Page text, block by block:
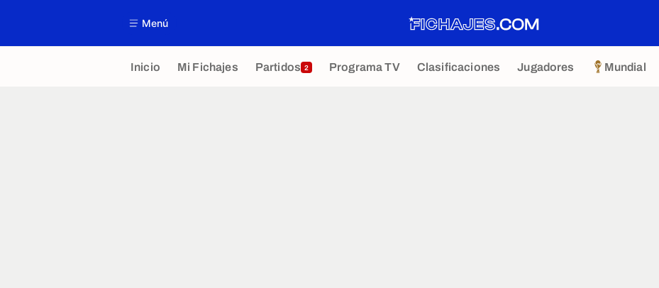
Menú
Inicio Mi Fichajes Partidos 2 Programa TV Clasificaciones Jugadores Mundial